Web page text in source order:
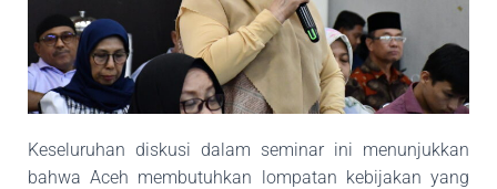
Keseluruhan diskusi dalam seminar ini menunjukkan
bahwa Aceh membutuhkan lompatan kebijakan yang